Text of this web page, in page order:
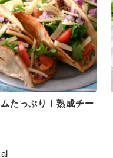
たっぷり！熟成チー